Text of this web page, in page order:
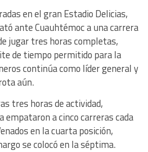
en el gran Estadio Delicias,
ante Cuauhtémoc a una carrera
jugar tres horas completas,
de tiempo permitido para la
continúa como líder general y
aún.
tres horas de actividad,
empataron a cinco carreras cada
en la cuarta posición,
se colocó en la séptima.